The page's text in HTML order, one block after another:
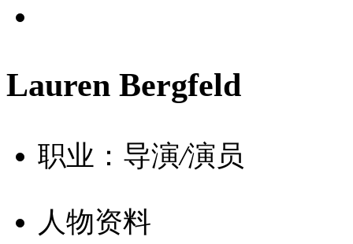
Lauren Bergfeld
职业：导演/演员
人物资料